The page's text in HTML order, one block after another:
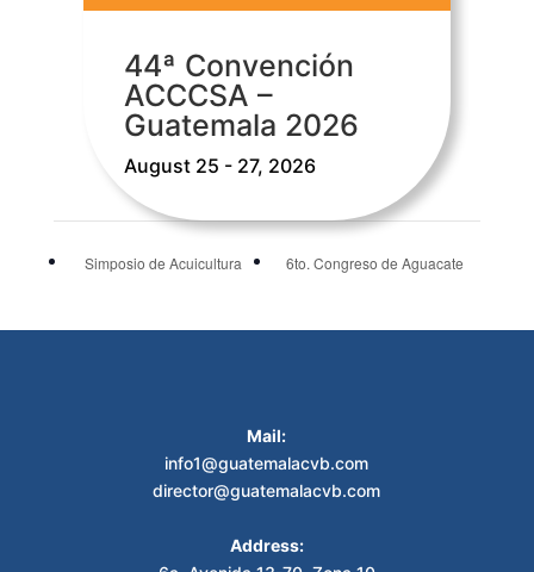
44ª Convención
ACCCSA –
Guatemala 2026
August 25 - 27, 2026
Simposio de Acuicultura 6to. Congreso de Aguacate
Mail:
info1@guatemalacvb.com
director@guatemalacvb.com
Address: